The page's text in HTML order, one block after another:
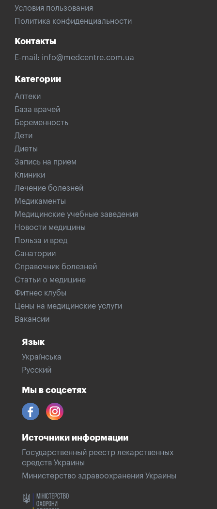
Условия пользования
Политика конфиденциальности
Контакты
E-mail: info@medcentre.com.ua
Категории
Аптеки
База врачей
Беременность
Дети
Диеты
Запись на прием
Клиники
Лечение болезней
Медикаменты
Медицинские учебные заведения
Новости медицины
Польза и вред
Санатории
Справочник болезней
Статьи о медицине
Фитнес клубы
Цены на медицинские услуги
Вакансии
Язык
Українська
Русский
Мы в соцсетях
Источники информации
Государственный реестр лекарственных
средств Украины
Министерство здравоохранения Украины